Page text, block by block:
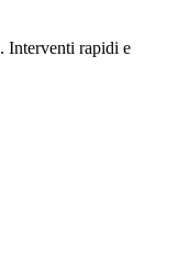
. Interventi rapidi e